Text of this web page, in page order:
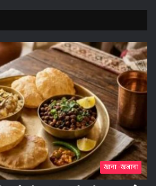
खाना -खजाना